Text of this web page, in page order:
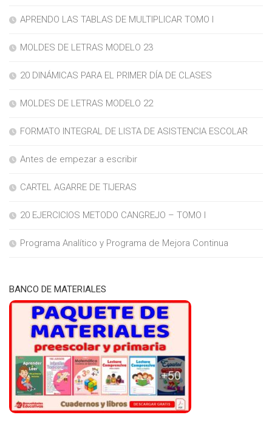
APRENDO LAS TABLAS DE MULTIPLICAR TOMO I
MOLDES DE LETRAS MODELO 23
20 DINÁMICAS PARA EL PRIMER DÍA DE CLASES
MOLDES DE LETRAS MODELO 22
FORMATO INTEGRAL DE LISTA DE ASISTENCIA ESCOLAR
Antes de empezar a escribir
CARTEL AGARRE DE TIJERAS
20 EJERCICIOS METODO CANGREJO – TOMO I
Programa Analítico y Programa de Mejora Continua
BANCO DE MATERIALES